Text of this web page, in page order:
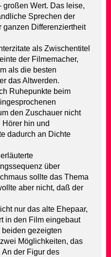
großen Wert. Das leise,
Sprechen der
ganzen Differenziertheit
als Zwischentitel
der Filmemacher,
als die besten
das Altwerden.
Ruhepunkte beim
den Zuschauer nicht
hin und
dadurch an Dichte
über
sollte das Thema
aber nicht, daß der
nur das alte Ehepaar,
in den Film eingebaut
beiden gezeigten
Möglichkeiten, das
der Figur des